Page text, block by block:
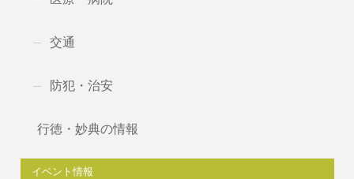
交通
防犯・治安
行徳・妙典の情報
イベント情報